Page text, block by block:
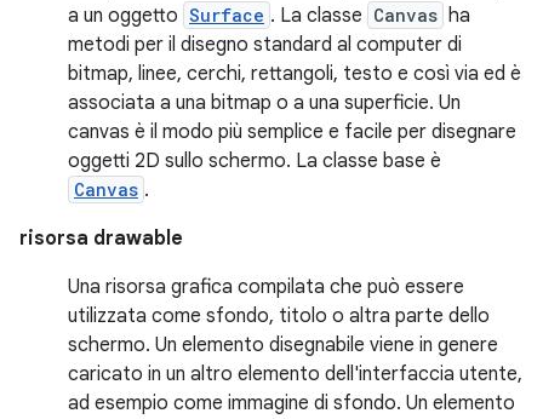
a un oggetto Surface . La classe Canvas ha
metodi per il disegno standard al computer di
bitmap, linee, cerchi, rettangoli, testo e così via ed è
associata a una bitmap o a una superficie. Un
canvas è il modo più semplice e facile per disegnare
oggetti 2D sullo schermo. La classe base è
Canvas .
risorsa drawable
Una risorsa grafica compilata che può essere
utilizzata come sfondo, titolo o altra parte dello
schermo. Un elemento disegnabile viene in genere
caricato in un altro elemento dell'interfaccia utente,
ad esempio come immagine di sfondo. Un elemento